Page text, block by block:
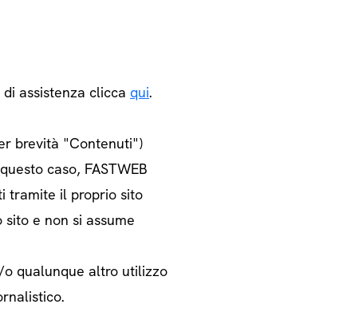
assistenza clicca qui.
brevità "Contenuti")
caso, FASTWEB
tramite il proprio sito
e non si assume
qualunque altro utilizzo